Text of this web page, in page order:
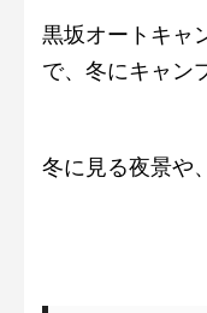
黒坂オートキャ
で、冬にキャン
冬に見る夜景や